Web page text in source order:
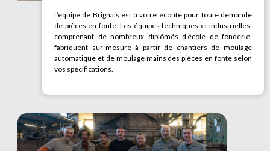
L’équipe de Brignais est à votre écoute pour toute demande
de pièces en fonte. Les équipes techniques et industrielles,
comprenant de nombreux diplômés d’école de fonderie,
fabriquent sur-mesure à partir de chantiers de moulage
automatique et de moulage mains des pièces en fonte selon
vos spécifications.